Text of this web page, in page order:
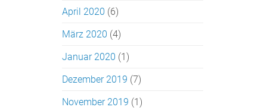
April 2020 (6)
März 2020 (4)
Januar 2020 (1)
Dezember 2019 (7)
November 2019 (1)